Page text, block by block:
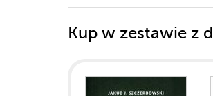
Kup w zestawie z